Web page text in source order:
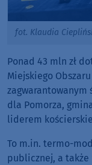
fot. Klaudia
Ponad 43 mln zł
Miejskiego
zagwarantowanym
dla Pomorza,
liderem
To m.in. termo-
publicznej, a także